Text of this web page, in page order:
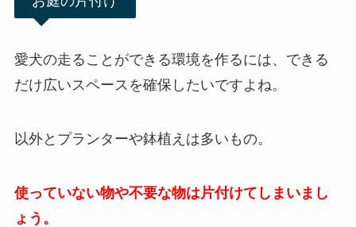
愛犬の走ることができる環境を作るには、できる
だけ広いスペースを確保したいですよね。
以外とプランターや鉢植えは多いもの。
使っていない物や不要な物は片付けてしまいまし
ょう。